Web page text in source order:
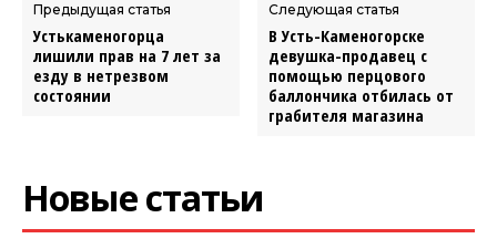
Предыдущая статья
Устькаменогорца
лишили прав на 7 лет за
езду в нетрезвом
состоянии
Следующая статья
В Усть-Каменогорске
девушка-продавец с
помощью перцового
баллончика отбилась от
грабителя магазина
Новые статьи